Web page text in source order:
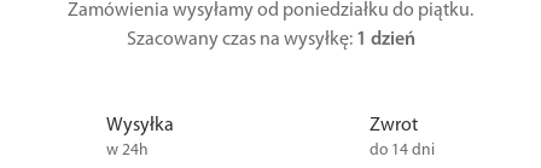
Zamówienia wysyłamy od poniedziałku do piątku.
Szacowany czas na wysyłkę: 1 dzień
Wysyłka
w 24h
Zwrot
do 14 dni